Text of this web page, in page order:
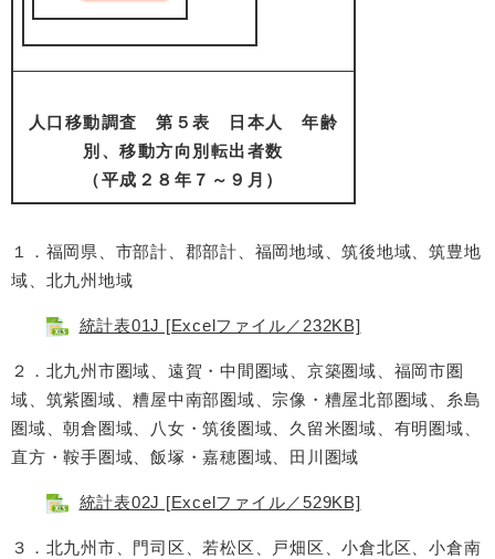
人口移動調査 第５表 日本人 年齢
別、移動方向別転出者数
（平成２８年７～９月）
１．福岡県、市部計、郡部計、福岡地域、筑後地域、筑豊地
域、北九州地域
統計表01J [Excelファイル／232KB]
２．北九州市圏域、遠賀・中間圏域、京築圏域、福岡市圏
域、筑紫圏域、糟屋中南部圏域、宗像・糟屋北部圏域、糸島
圏域、朝倉圏域、八女・筑後圏域、久留米圏域、有明圏域、
直方・鞍手圏域、飯塚・嘉穂圏域、田川圏域
統計表02J [Excelファイル／529KB]
３．北九州市、門司区、若松区、戸畑区、小倉北区、小倉南